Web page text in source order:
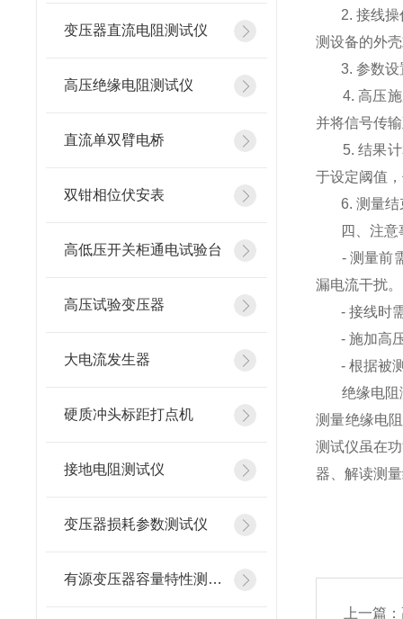
变压器直流电阻测试仪
高压绝缘电阻测试仪
直流单双臂电桥
双钳相位伏安表
高低压开关柜通电试验台
高压试验变压器
大电流发生器
硬质冲头标距打点机
接地电阻测试仪
变压器损耗参数测试仪
有源变压器容量特性测试仪
2. 接线操作
测设备的外
3. 参数设
4. 高压施
并将信号传
5. 结果计
于设定阈值
6. 测量结束
四、注意
- 测量前需
漏电流干扰。
- 接线时需
- 施加高压
- 根据被测
绝缘电阻测
测量绝缘电
测试仪虽在
器、解读测
上一篇：